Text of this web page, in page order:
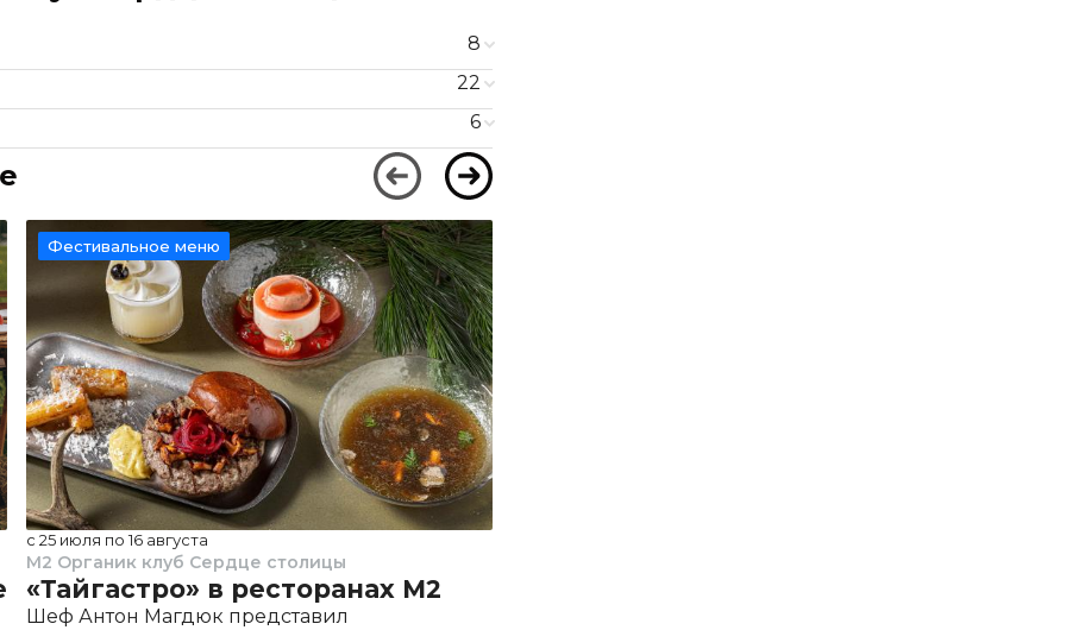
8
980 ₽
1 280 ₽
1 800 ₽
1 900 ₽
700 ₽
1 260 ₽
820 ₽
22
490 ₽
690 ₽
650 ₽
690 ₽
460 ₽
860 ₽
и трюфельным маслом
850 ₽
и слабосолёной неркой
890 ₽
750 ₽
1 350 ₽
овощами
670 ₽
750 ₽
490 ₽
6
Фестивальное меню
с 25 июля по 16 августа
M2 Органик клуб Сердце столицы
«Тайгастро» в ресторанах М2
Шеф Антон Магдюк представил